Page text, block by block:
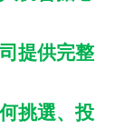
提供完整
挑選、投